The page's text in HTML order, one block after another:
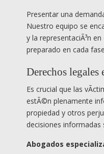
Presentar una
Nuestro equipo se
y la representaciÃ³n
preparado en cada
Derechos legales
Es crucial que las
estÃ©n plenamente
propiedad y otros
decisiones informadas
Abogados